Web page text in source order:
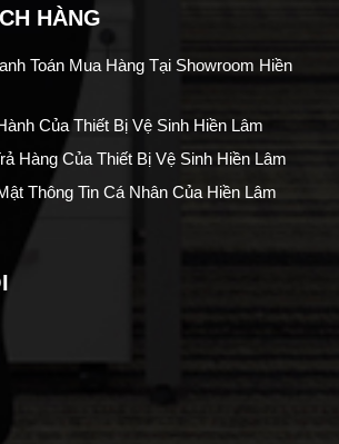
HÀNG
Toán Mua Hàng Tại Showroom Hiền
Của Thiết Bị Vệ Sinh Hiền Lâm
Hàng Của Thiết Bị Vệ Sinh Hiền Lâm
Thông Tin Cá Nhân Của Hiền Lâm